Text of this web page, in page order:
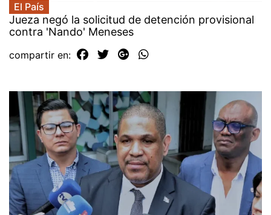
El País
Jueza negó la solicitud de detención provisional
contra 'Nando' Meneses
compartir en: